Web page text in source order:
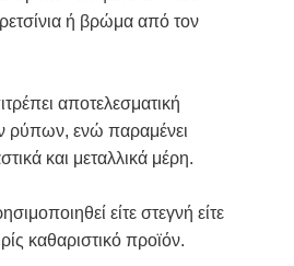
ή βρώμα από τον
αποτελεσματική
ενώ παραμένει
και μεταλλικά μέρη.
είτε στεγνή είτε
καθαριστικό προϊόν.